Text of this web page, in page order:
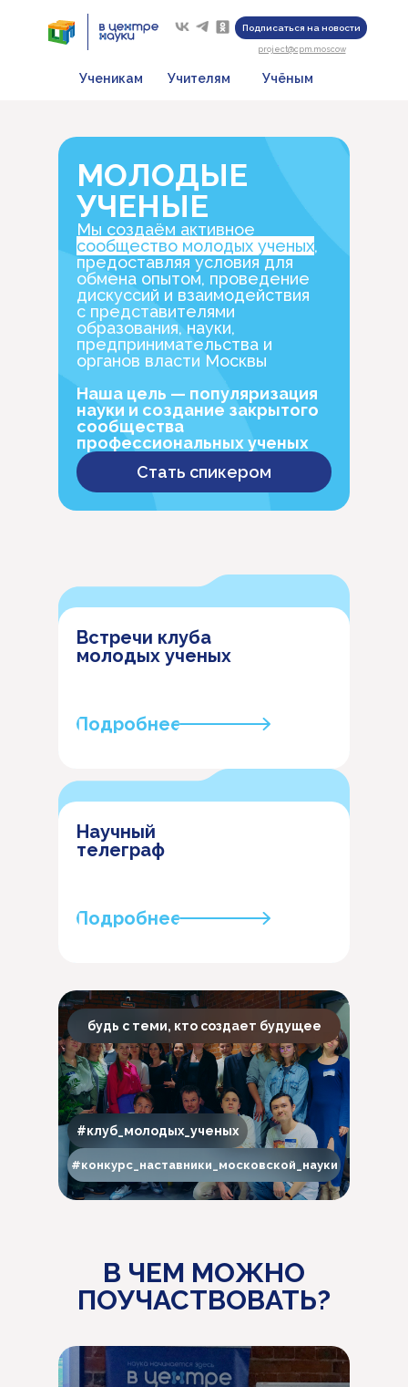
Ученикам Учителям Учёным
Подписаться на новости
project@cpm.moscow
Встречи клуба
молодых ученых
Подробнее
Научный
телеграф
Подробнее
будь с теми, кто создает будущее
#клуб_молодых_ученых
#конкурс_наставники_московской_науки
МОЛОДЫЕ
УЧЕНЫЕ
Мы создаём активное
сообщество молодых ученых,
предоставляя условия для
обмена опытом, проведение
дискуссий и взаимодействия
с представителями
образования, науки,
предпринимательства и
органов власти Москвы
Наша цель — популяризация
науки и создание закрытого
сообщества
профессиональных ученых
Стать спикером
В ЧЕМ МОЖНО
ПОУЧАСТВОВАТЬ?